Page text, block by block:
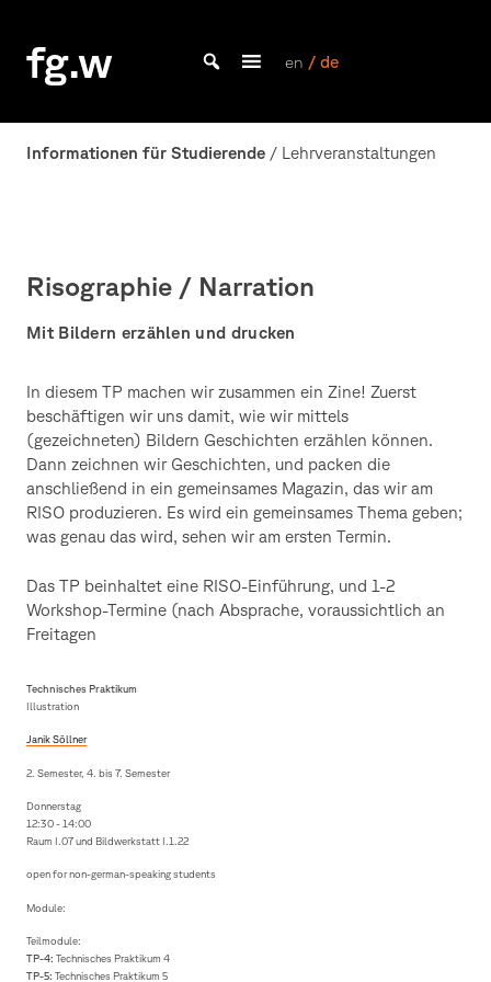
content
fg.w
Bachelor Kommunikationsdesign und Master Design & Information studieren
en / de
Informationen für Studierende / Lehrveranstaltungen
Risographie / Narration
Mit Bildern erzählen und drucken
In diesem TP machen wir zusammen ein Zine! Zuerst
beschäftigen wir uns damit, wie wir mittels
(gezeichneten) Bildern Geschichten erzählen können.
Dann zeichnen wir Geschichten, und packen die
anschließend in ein gemeinsames Magazin, das wir am
RISO produzieren. Es wird ein gemeinsames Thema geben;
was genau das wird, sehen wir am ersten Termin.
Das TP beinhaltet eine RISO-Einführung, und 1-2
Workshop-Termine (nach Absprache, voraussichtlich an
Freitagen
Technisches Praktikum
Illustration
Janik Söllner
2. Semester, 4. bis 7. Semester
Donnerstag
12:30 - 14:00
Raum I.07 und Bildwerkstatt I.1.22
open for non-german-speaking students
Module:
Teilmodule:
TP-4: Technisches Praktikum 4
TP-5: Technisches Praktikum 5